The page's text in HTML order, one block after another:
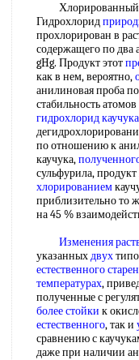
Хлорированный
Гидрохлорид
прохлорирован в
содержащего по два
gHg. Продукт этот
как в нем, вероятно,
анилиновая проба
стабильность
гидрохлорид каучука
по отношению к
каучука,
сульфурила,
хлорированием
приблизительно то
на 45 %
Изменения
указанныхдвух
естественного
температурах,
полученные с
более стойки к
естественного, так и
сравнению с
даже при наличии